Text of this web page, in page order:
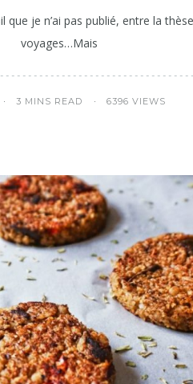
que je n’ai pas publié, entre la
voyages…Mais
3 MINS READ 6396 VIEWS